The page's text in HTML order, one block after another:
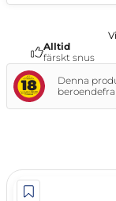
Alltid
färskt snus
Denna